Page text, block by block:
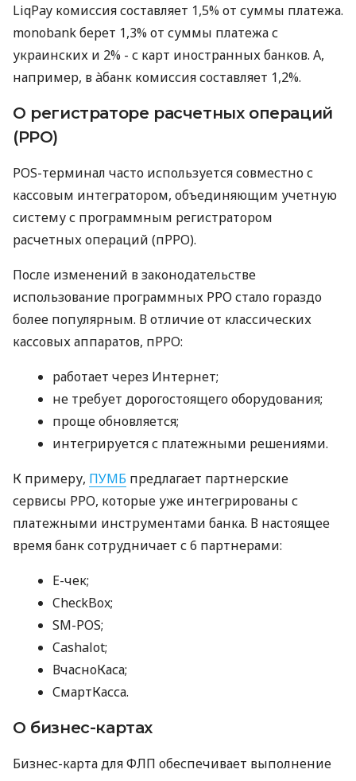
LiqPay комиссия составляет 1,5% от суммы платежа.
monobank берет 1,3% от суммы платежа с
украинских и 2% - с карт иностранных банков. А,
например, в àбанк комиссия составляет 1,2%.
О регистраторе расчетных операций
(РРО)
POS-терминал часто используется совместно с
кассовым интегратором, объединяющим учетную
систему с программным регистратором
расчетных операций (пРРО).
После изменений в законодательстве
использование программных РРО стало гораздо
более популярным. В отличие от классических
кассовых аппаратов, пРРО:
работает через Интернет;
не требует дорогостоящего оборудования;
проще обновляется;
интегрируется с платежными решениями.
К примеру, ПУМБ предлагает партнерские
сервисы РРО, которые уже интегрированы с
платежными инструментами банка. В настоящее
время банк сотрудничает с 6 партнерами:
E-чек;
CheckBox;
SM-POS;
Cashalot;
ВчасноКаса;
СмартКасса.
О бизнес-картах
Бизнес-карта для ФЛП обеспечивает выполнение